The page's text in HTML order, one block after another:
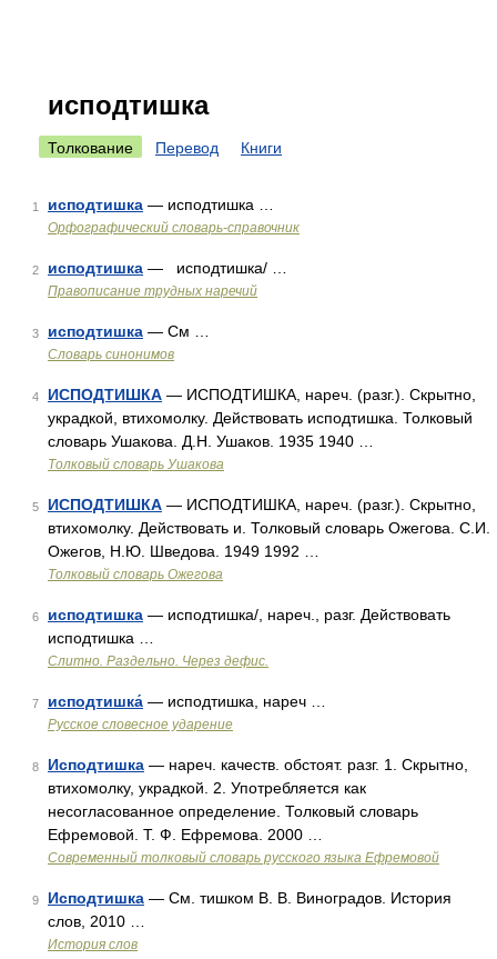
исподтишка
Толкование Перевод Книги
1 исподтишка — исподтишка …
Орфографический словарь-справочник
2 исподтишка — исподтишка/ …
Правописание трудных наречий
3 исподтишка — См …
Словарь синонимов
4 ИСПОДТИШКА — ИСПОДТИШКА, нареч. (разг.). Скрытно,
украдкой, втихомолку. Действовать исподтишка. Толковый
словарь Ушакова. Д.Н. Ушаков. 1935 1940 …
Толковый словарь Ушакова
5 ИСПОДТИШКА — ИСПОДТИШКА, нареч. (разг.). Скрытно,
втихомолку. Действовать и. Толковый словарь Ожегова. С.И.
Ожегов, Н.Ю. Шведова. 1949 1992 …
Толковый словарь Ожегова
6 исподтишка — исподтишка/, нареч., разг. Действовать
исподтишка …
Слитно. Раздельно. Через дефис.
7 исподтишка́ — исподтишка, нареч …
Русское словесное ударение
8 Исподтишка — нареч. качеств. обстоят. разг. 1. Скрытно,
втихомолку, украдкой. 2. Употребляется как
несогласованное определение. Толковый словарь
Ефремовой. Т. Ф. Ефремова. 2000 …
Современный толковый словарь русского языка Ефремовой
9 Исподтишка — См. тишком В. В. Виноградов. История
слов, 2010 …
История слов